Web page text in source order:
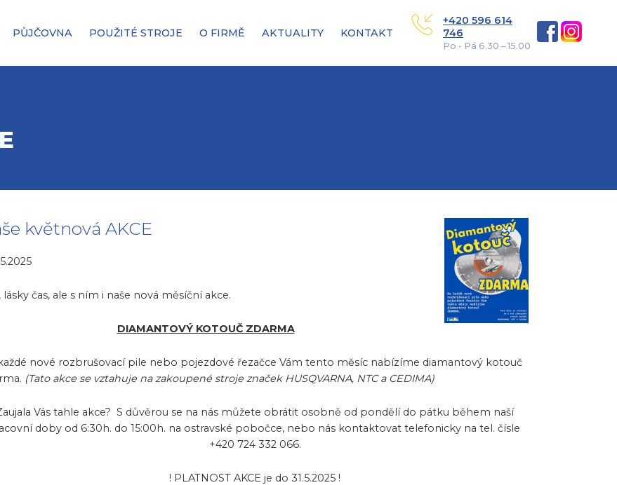
PŮJČOVNA POUŽITÉ STROJE O FIRMĚ AKTUALITY KONTAKT
+420 596 614
746
Po - Pá 6.30 – 15.00
květnová AKCE
lásky čas, ale s ním i naše nová měsíční akce.
DIAMANTOVÝ KOTOUČ ZDARMA
nové rozbrušovací pile nebo pojezdové řezačce Vám tento měsíc nabízíme diamantový kotouč
(Tato akce se vztahuje na zakoupené stroje značek HUSQVARNA, NTC a CEDIMA)
Vás tahle akce? S důvěrou se na nás můžete obrátit osobně od pondělí do pátku během naší
doby od 6:30h. do 15:00h. na ostravské pobočce, nebo nás kontaktovat telefonicky na tel. čísle
+420 724 332 066.
! PLATNOST AKCE je do 31.5.2025 !